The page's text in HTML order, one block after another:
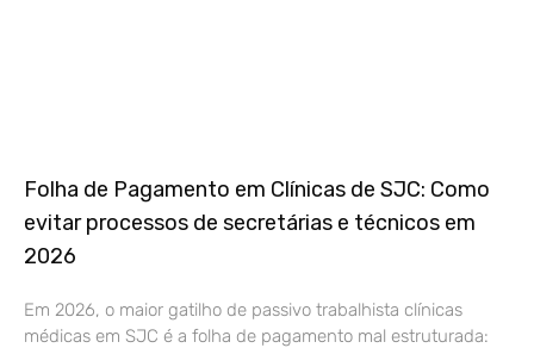
Folha de Pagamento em Clínicas de SJC: Como
evitar processos de secretárias e técnicos em
2026
Em 2026, o maior gatilho de passivo trabalhista clínicas
médicas em SJC é a folha de pagamento mal estruturada: